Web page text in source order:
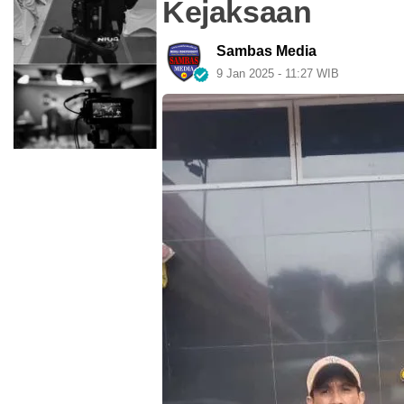
Kejaksaan
Sambas Media
9 Jan 2025 - 11:27 WIB